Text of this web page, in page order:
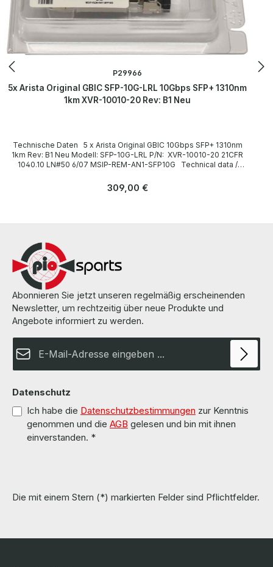
P29966
5x Arista Original GBIC SFP-10G-LRL 10Gbps SFP+ 1310nm
1km XVR-10010-20 Rev: B1 Neu
Technische Daten 5 x Arista Original GBIC 10Gbps SFP+ 1310nm
1km Rev: B1 Neu Modell: SFP-10G-LRL P/N: XVR-10010-20 21CFR
1040.10 LN#50 6/07 MSIP-REM-AN1-SFP10G Technical data /
10Gbps SFP+ 1310nm LC SMF 1km Rev: B1 Neu More information
Weitere Informationen und Details finden Sie auf den Seiten des
Herstellers. New item originally packed and sealed!!! Neu Artikel,
originalverpackt und versiegelt!!!
Regulärer Preis:
309,00 €
Abonnieren Sie jetzt unseren regelmäßig erscheinenden
Newsletter, um rechtzeitig über neue Produkte und
Angebote informiert zu werden.
Datenschutz
Ich habe die Datenschutzbestimmungen zur Kenntnis
genommen und die AGB gelesen und bin mit ihnen
einverstanden. *
Die mit einem Stern (*) markierten Felder sind Pflichtfelder.